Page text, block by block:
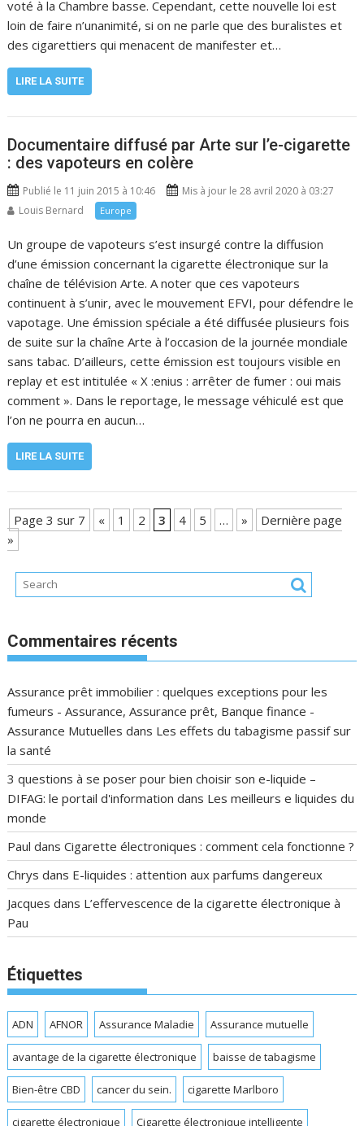
voté à la Chambre basse. Cependant, cette nouvelle loi est
loin de faire n’unanimité, si on ne parle que des buralistes et
des cigarettiers qui menacent de manifester et…
LIRE LA SUITE
Documentaire diffusé par Arte sur l’e-cigarette
: des vapoteurs en colère
Publié le 11 juin 2015 à 10:46
Mis à jour le 28 avril 2020 à 03:27
Louis Bernard
Europe
Un groupe de vapoteurs s’est insurgé contre la diffusion
d’une émission concernant la cigarette électronique sur la
chaîne de télévision Arte. A noter que ces vapoteurs
continuent à s’unir, avec le mouvement EFVI, pour défendre le
vapotage. Une émission spéciale a été diffusée plusieurs fois
de suite sur la chaîne Arte à l’occasion de la journée mondiale
sans tabac. D’ailleurs, cette émission est toujours visible en
replay et est intitulée « X :enius : arrêter de fumer : oui mais
comment ». Dans le reportage, le message véhiculé est que
l’on ne pourra en aucun…
LIRE LA SUITE
Page 3 sur 7 « 1 2 3 4 5 … »
Dernière page
»
Commentaires récents
Assurance prêt immobilier : quelques exceptions pour les
fumeurs - Assurance, Assurance prêt, Banque finance -
Assurance Mutuelles dans Les effets du tabagisme passif sur
la santé
3 questions à se poser pour bien choisir son e-liquide –
DIFAG: le portail d'information dans Les meilleurs e liquides du
monde
Paul dansCigarette électroniques : comment cela fonctionne ?
Chrys dans E-liquides : attention aux parfums dangereux
Jacques dans L’effervescence de la cigarette électronique à
Pau
Étiquettes
ADN AFNOR Assurance Maladie Assurance mutuelle
avantage de la cigarette électronique baisse de tabagisme
Bien-être CBD cancer du sein. cigarette Marlboro
cigarette électronique Cigarette électronique intelligente